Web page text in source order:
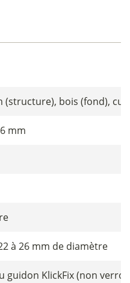
(structure), bois (fond),
mm
à 26 mm de diamètre
guidon KlickFix (non